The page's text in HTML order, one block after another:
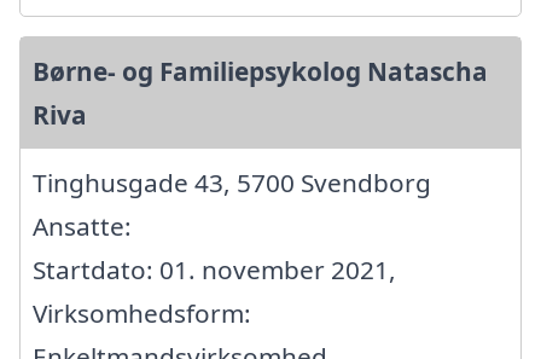
Børne- og Familiepsykolog Natascha
Riva
Tinghusgade 43, 5700 Svendborg
Ansatte:
Startdato: 01. november 2021,
Virksomhedsform: